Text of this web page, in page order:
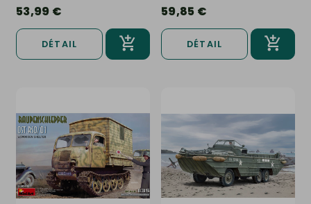
53,99 €
DÉTAIL
59,85 €
DÉTAIL